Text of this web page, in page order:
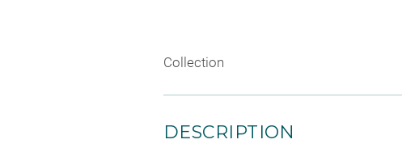
Collection
DESCRIPTION